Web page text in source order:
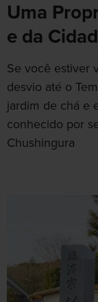
Uma
e da
Se você estiver
desvio até o
jardim de chá e
conhecido por
Chushingura